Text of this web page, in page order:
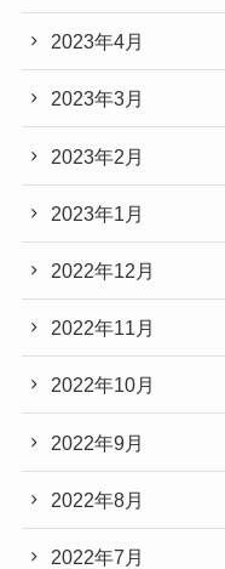
2023年4月
2023年3月
2023年2月
2023年1月
2022年12月
2022年11月
2022年10月
2022年9月
2022年8月
2022年7月